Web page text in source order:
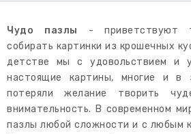
Чудо пазлы - приветствуют
собирать картинки из крошечных
детстве мы с удовольствием и
настоящие картины, многие и в
потеряли желание творить
внимательность. В современном
пазлы любой сложности и с любым